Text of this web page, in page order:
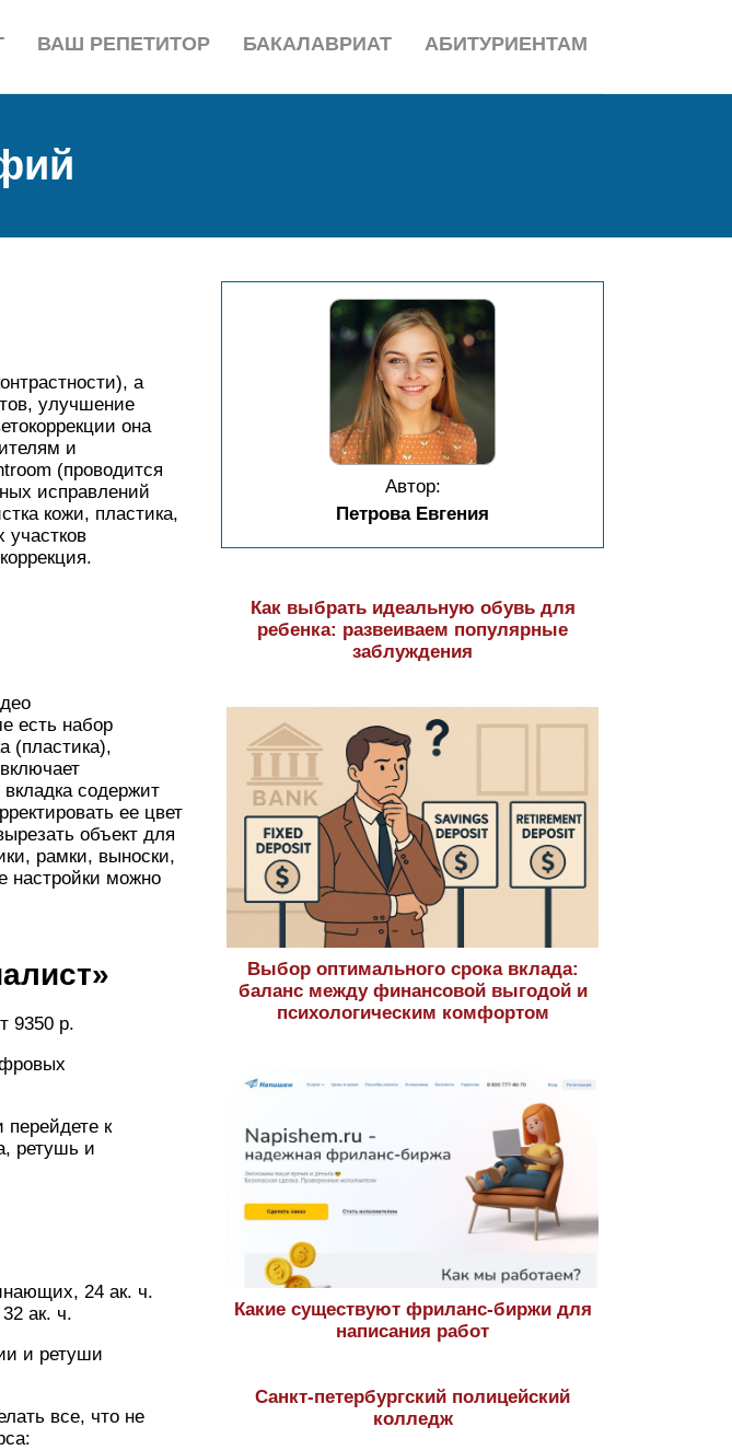
АБИТУРИЕНТАМ
БАКАЛАВРИАТ
ВАШ РЕПЕТИТОР
а
улучшение
она
и
(проводится
исправлений
кожи, пластика,
участков
есть набор
(пластика),
содержит
ее цвет
объект для
рамки, выноски,
настройки можно
9350 р.
к
ретушь и
24 ак. ч.
ак. ч.
и ретуши
все, что не
Автор:
Петрова Евгения
Как выбрать идеальную обувь для
ребенка: развеиваем популярные
заблуждения
Выбор оптимального срока вклада:
баланс между финансовой выгодой и
психологическим комфортом
Какие существуют фриланс-биржи для
написания работ
Санкт-петербургский полицейский
колледж